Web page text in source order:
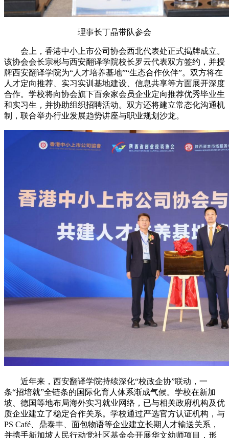
理事长丁晶带队参会
会上，香港中小上市公司协会西北代表处正式揭牌成立。
该协会会长宗彬与西安翻译学院校长罗云代表双方签约，并授
牌西安翻译学院为“人才培养基地”“生态合作伙伴”。双方将在
人才定向推荐、实习实训基地建设、信息共享等方面展开深度
合作。学校将向协会旗下百余家会员企业定向推荐优秀毕业生
和实习生，并协助组织招聘活动。双方还将建立常态化沟通机
制，联合举办行业发展趋势讲座与职业规划沙龙。
近年来，西安翻译学院持续深化“校政企协”联动，一
条“招培就”全链条的国际化育人体系渐成气候。学校在新加
坡、德国等地布局海外实习就业网络，已与相关政府机构及优
质企业建立了稳定合作关系。学校通过严选官方认证机构，与
PS Café、鼎泰丰、面包物语等企业建立长期人才输送关系，
并携手新加坡人民行动党社区基金会开展华文幼师项目，形